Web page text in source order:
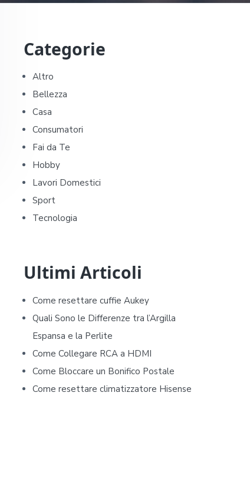
r
i
m
a
r
y
S
d
e
b
a
r
Categorie
Altro
Bellezza
Casa
Consumatori
Fai da Te
Hobby
Lavori Domestici
Sport
Tecnologia
Ultimi Articoli
Come resettare cuffie Aukey​​
Quali Sono le Differenze tra l’Argilla
Espansa e la Perlite
Come Collegare RCA a HDMI
Come Bloccare un Bonifico Postale
Come resettare climatizzatore Hisense​​